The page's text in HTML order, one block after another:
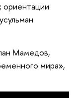
Мамедов,
мира»,